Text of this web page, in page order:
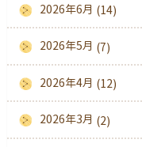
2026年6月 (14)
2026年5月 (7)
2026年4月 (12)
2026年3月 (2)